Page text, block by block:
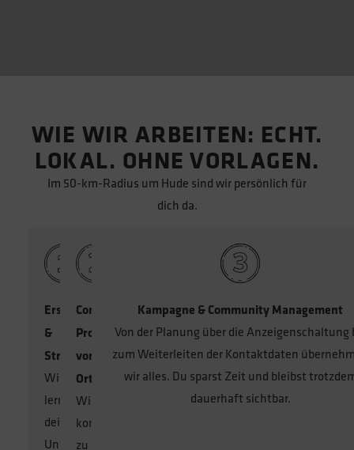
WIE WIR ARBEITEN: ECHT.
LOKAL. OHNE VORLAGEN.
Im 50-km-Radius um Hude sind wir persönlich für
dich da.
Erstgespräch
&
Strategie
Wir
lernen
dein
Unternehmen,
Content-
Produktion
vor
Ort*
Wir
kommen
zu
Kampagne & Community Management
Von der Planung über die Anzeigenschaltung
zum Weiterleiten der Kontaktdaten
wir alles. Du sparst Zeit und bleibst
dauerhaft sichtbar.